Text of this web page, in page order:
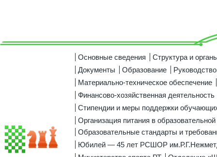
Основные сведения
Структура и
Документы
Образование
Руководство
Материально-техническое обеспечение
Финансово-хозяйственная деятельность
Стипендии и меры поддержки
Организация питания в образовательной
Образовательные стандарты и
Юбилей — 45 лет РСШОР